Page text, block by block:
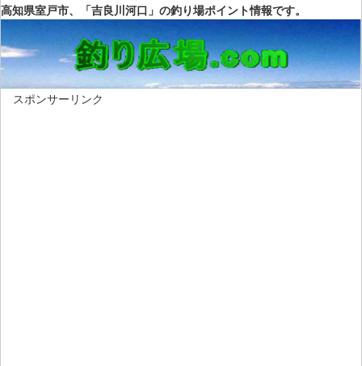
高知県室戸市、「吉良川河口」の釣り場ポイント情報です。
スポンサーリンク